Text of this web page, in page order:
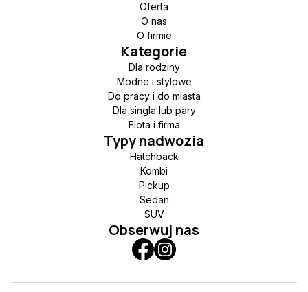
Oferta
O nas
O firmie
Kategorie
Dla rodziny
Modne i stylowe
Do pracy i do miasta
Dla singla lub pary
Flota i firma
Typy nadwozia
Hatchback
Kombi
Pickup
Sedan
SUV
Obserwuj nas